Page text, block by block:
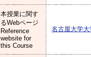
本授業に関す
るWebページ
Reference
website for
this Course
名古屋大学